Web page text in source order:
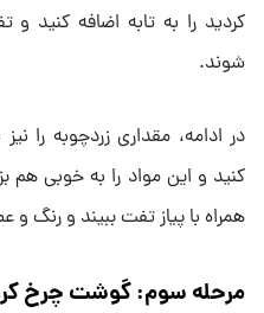
کردید را به تابه اضافه کنید
شوند.
در ادامه، مقداری زردچوبه را
کنید و این مواد را به خوبی هم
همراه با پیاز تفت ببیند و رنگ و
مرحله سوم: گوشت چرخ